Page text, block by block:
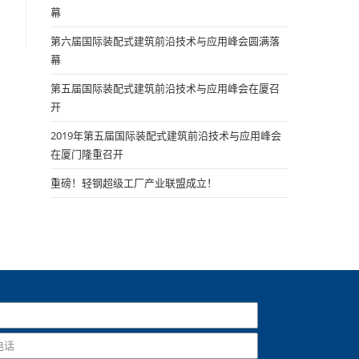
幕
第六届国际装配式建筑前沿技术与应用峰会圆满落
幕
第五届国际装配式建筑前沿技术与应用峰会在厦召
开
2019年第五届国际装配式建筑前沿技术与应用峰会
在厦门隆重召开
重磅！轻钢超级工厂产业联盟成立！